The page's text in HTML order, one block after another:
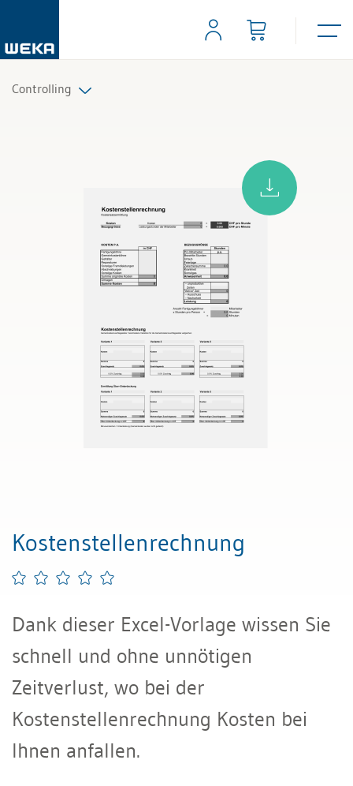
Controlling
Kostenstellenrechnung
Dank dieser Excel-Vorlage wissen Sie
schnell und ohne unnötigen
Zeitverlust, wo bei der
Kostenstellenrechnung Kosten bei
Ihnen anfallen.